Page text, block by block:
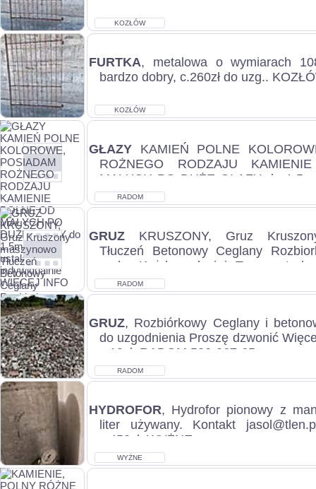
KOZŁÓW
FURTKA, metalowa o wymiarach
bardzo dobry, c.260zł do uzg..
KOZŁÓW
GŁAZY KAMIEŃ POLNE
ROŻNEGO RODZAJU
MAŁYCH PO DUŻE GŁAZY do
indywidualnie WIĘCEJ INFO...
RADOM
GRUZ KRUSZONY, Gruz
Tłuczeń Betonowy Ceglany
gruby Każdy rodzaj i Transport
inform...
RADOM
GRUZ, Rozbiórkowy Ceglany i
do uzgodnienia Proszę dzwonić
c.10zł. RADOM 530-067-65...
RADOM
HYDROFOR, Hydrofor pionowy z
liter używany. Kontakt
c.450zł. WYŻNE...
WYŻNE